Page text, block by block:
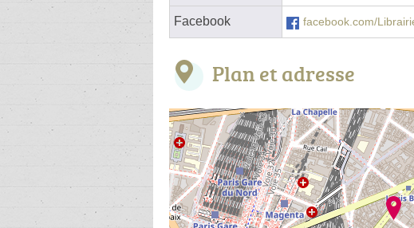
Facebook facebook.com/
Plan et adresse